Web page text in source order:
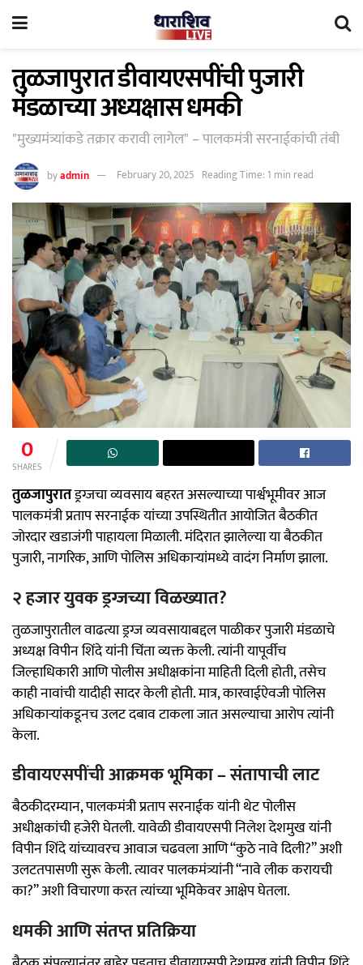
तुळजापुरात डीवायएसपींची पुजारी
मंडळाच्या अध्यक्षास धमकी
"मुख्यमंत्र्यांकडे तक्रार करावी लागेल" – पालकमंत्री सरनाईकांची तंबी
byadmin February 20, 2025 Reading Time: 1 min read
0
SHARES
तुळजापुरातड्रग्जचा व्यवसाय बहरत असल्याच्या पार्श्वभूमीवर आज
पालकमंत्री प्रताप सरनाईक यांच्या उपस्थितीत आयोजित बैठकीत
जोरदार खडाजंगी पाहायला मिळाली. मंदिरात झालेल्या या बैठकीत
पुजारी, नागरिक, आणि पोलिस अधिकाऱ्यांमध्ये वादंग निर्माण झाला.
२ हजार युवक ड्रग्जच्या विळख्यात?
तुळजापुरातील वाढत्या ड्रग्ज व्यवसायाबद्दल पाळीकर पुजारी मंडळाचे
अध्यक्ष विपीन शिंदे यांनी चिंता व्यक्त केली. त्यांनी यापूर्वीच
जिल्हाधिकारी आणि पोलीस अधीक्षकांना माहिती दिली होती, तसेच
काही नावांची यादीही सादर केली होती. मात्र, कारवाईऐवजी पोलिस
अधिकाऱ्यांकडूनच उलट दबाव टाकला जात असल्याचा आरोप त्यांनी
केला.
डीवायएसपींची आक्रमक भूमिका – संतापाची लाट
बैठकीदरम्यान, पालकमंत्री प्रताप सरनाईक यांनी थेट पोलीस
अधीक्षकांची हजेरी घेतली. यावेळी डीवायएसपी निलेश देशमुख यांनी
विपीन शिंदे यांच्यावरच आवाज चढवला आणि “कुठे नावे दिली?” अशी
उलटतपासणी सुरू केली. त्यावर पालकमंत्र्यांनी “नावे लीक करायची
का?” अशी विचारणा करत त्यांच्या भूमिकेवर आक्षेप घेतला.
धमकी आणि संतप्त प्रतिक्रिया